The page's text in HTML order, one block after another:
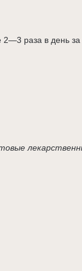
2—3 раза в день